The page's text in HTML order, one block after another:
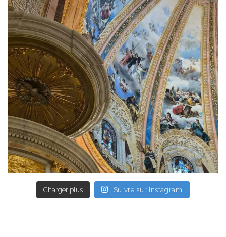
Charger plus Suivre sur Instagram